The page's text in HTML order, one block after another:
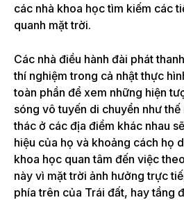
các nhà khoa học tìm kiếm các
quanh mặt trời.
Các nhà điều hành đài phát
thí nghiệm trong cả nhật thực
toàn phần để xem những hiện
sóng vô tuyến di chuyển như thế
thác ở các địa điểm khác nhau
hiệu của họ và khoảng cách họ
khoa học quan tâm đến việc
này vì mặt trời ảnh hưởng trực
phía trên của Trái đất, hay tầng